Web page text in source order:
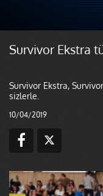
Survivor Ekstra
Survivor Ekstra,
sizlerle.
10/04/2019